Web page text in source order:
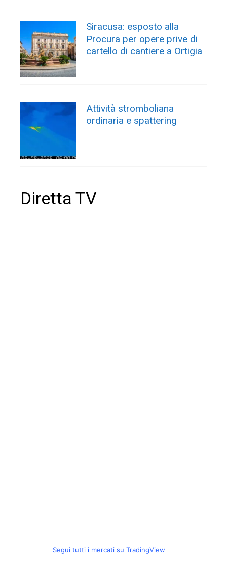
Siracusa: esposto alla
Procura per opere prive di
cartello di cantiere a Ortigia
Attività stromboliana
ordinaria e spattering
Diretta TV
Segui tutti i mercati su TradingView